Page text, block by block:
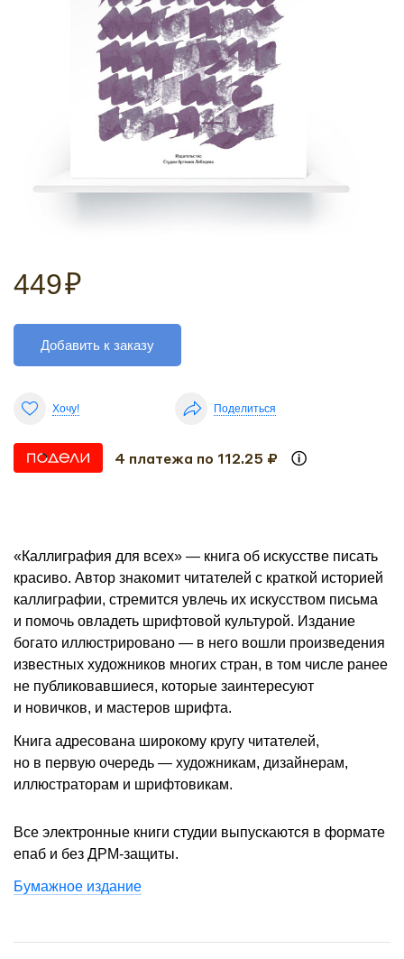
449₽
Добавить к заказу
Хочу! Поделиться
4 платежа по 112.25 ₽
«Каллиграфия для всех» — книга об искусстве писать
красиво. Автор знакомит читателей с краткой историей
каллиграфии, стремится увлечь их искусством письма
и помочь овладеть шрифтовой культурой. Издание
богато иллюстрировано — в него вошли произведения
известных художников многих стран, в том числе ранее
не публиковавшиеся, которые заинтересуют
и новичков, и мастеров шрифта.
Книга адресована широкому кругу читателей,
но в первую очередь — художникам, дизайнерам,
иллюстраторам и шрифтовикам.
Все электронные книги студии выпускаются в формате
епаб и без ДРМ-защиты.
Бумажное издание